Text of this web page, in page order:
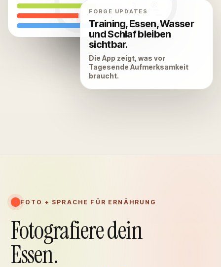
FORGE UPDATES
Training, Essen, Wasser
und Schlaf bleiben
sichtbar.
Die App zeigt, was vor
Tagesende Aufmerksamkeit
braucht.
FOTO + SPRACHE FÜR ERNÄHRUNG
Fotografiere dein
Essen.